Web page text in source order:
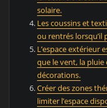
solaire.
Les coussins et
ou rentrés lorsqu’il
L’espace extérieur
que le vent, la
décorations.
Créer des zones
limiter l’espace